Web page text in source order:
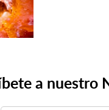
a nuestro